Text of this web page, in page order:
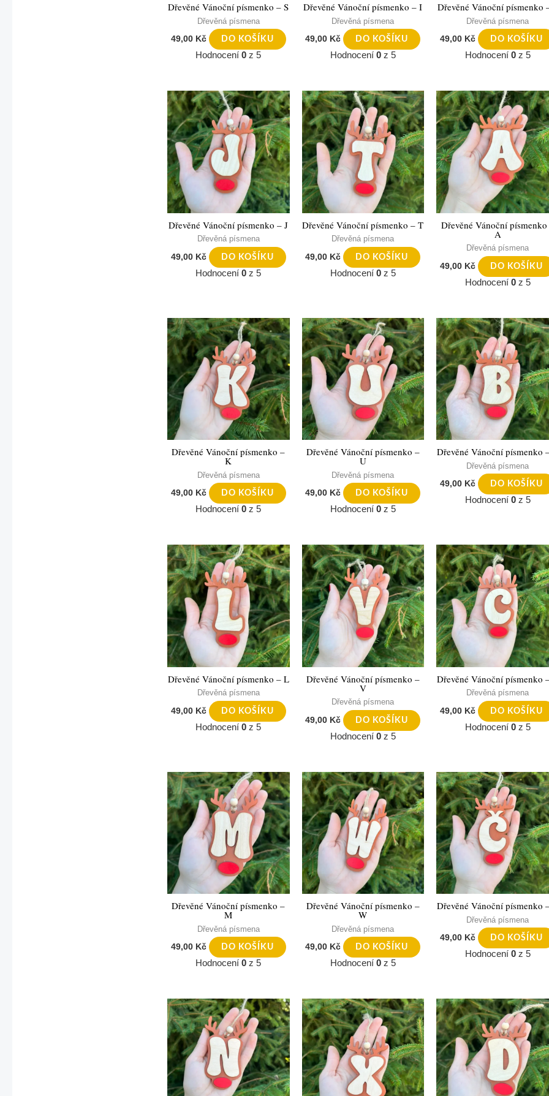
Dřevěné Vánoční písmenko – S
Dřevěná písmena
49,00 Kč DO KOŠÍKU
Hodnocení0 z 5
Dřevěné Vánoční písmenko – I
Dřevěná písmena
49,00 Kč DO KOŠÍKU
Hodnocení 0z 5
Dřevěné Vánoční písmenko
Dřevěná písmena
49,00 Kč DO KOŠÍKU
Hodnocení 0z 5
Dřevěné Vánoční písmenko – J
Dřevěná písmena
49,00 Kč DO KOŠÍKU
Hodnocení0 z 5
Dřevěné Vánoční písmenko – T
Dřevěná písmena
49,00 Kč DO KOŠÍKU
Hodnocení 0z 5
Dřevěné Vánoční
A
Dřevěná písmena
49,00 Kč DO KOŠÍKU
Hodnocení 0z 5
Dřevěné Vánoční písmenko –
K
Dřevěná písmena
49,00 Kč DO KOŠÍKU
Hodnocení0 z 5
Dřevěné Vánoční písmenko –
U
Dřevěná písmena
49,00 Kč DO KOŠÍKU
Hodnocení 0z 5
Dřevěné Vánoční písmenko
Dřevěná písmena
49,00 Kč DO KOŠÍKU
Hodnocení 0z 5
Dřevěné Vánoční písmenko – L
Dřevěná písmena
49,00 Kč DO KOŠÍKU
Hodnocení0 z 5
Dřevěné Vánoční písmenko –
V
Dřevěná písmena
49,00 Kč DO KOŠÍKU
Hodnocení 0z 5
Dřevěné Vánoční písmenko
Dřevěná písmena
49,00 Kč DO KOŠÍKU
Hodnocení 0z 5
Dřevěné Vánoční písmenko –
M
Dřevěná písmena
49,00 Kč DO KOŠÍKU
Hodnocení0 z 5
Dřevěné Vánoční písmenko –
W
Dřevěná písmena
49,00 Kč DO KOŠÍKU
Hodnocení 0z 5
Dřevěné Vánoční písmenko
Dřevěná písmena
49,00 Kč DO KOŠÍKU
Hodnocení 0z 5